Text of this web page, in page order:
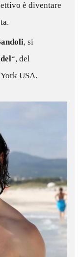
è diventare
, si
“, del
USA.